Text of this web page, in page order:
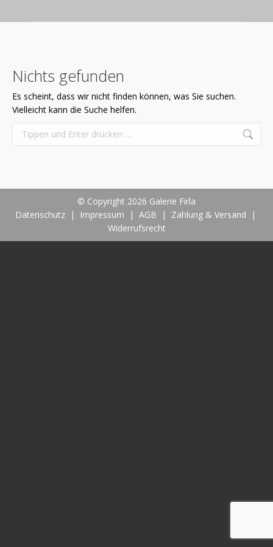
Nichts gefunden
Es scheint, dass wir nicht finden können, was Sie suchen.
Vielleicht kann die Suche helfen.
Search:
© Copyright 2026 Galerie Firla
Datenschutz| Impressum | AGB | Zahlung & Versand |
Widerrufsrecht